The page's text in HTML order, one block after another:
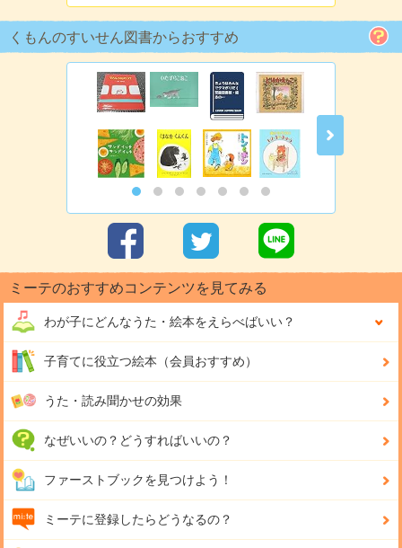
くもんのすいせん図書からおすすめ
ミーテのおすすめコンテンツを見てみる
わが子にどんなうた・絵本をえらべばいい？
子育てに役立つ絵本（会員おすすめ）
うた・読み聞かせの効果
なぜいいの？どうすればいいの？
ファーストブックを見つけよう！
ミーテに登録したらどうなるの？